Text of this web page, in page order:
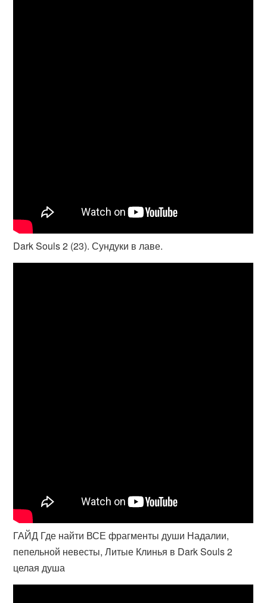
Dark Souls 2 (23). Сундуки в лаве.
ГАЙД Где найти ВСЕ фрагменты души Надалии,
пепельной невесты, Литые Клинья в Dark Souls 2
целая душа